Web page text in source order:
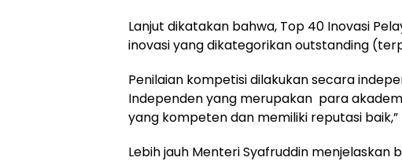
Lanjut dikatakan bahwa, Top 40 Inovasi
inovasi yang dikategorikan outstanding
Penilaian kompetisi dilakukan secara
Independen yang merupakan para
yang kompeten dan memiliki reputasi
Lebih jauh Menteri Syafruddin